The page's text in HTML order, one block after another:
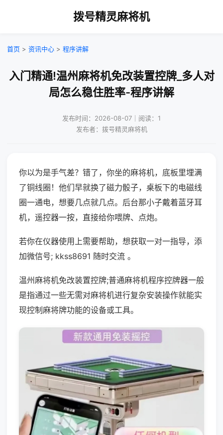
拨号精灵麻将机
首页 > 资讯中心 > 程序讲解
入门精通!温州麻将机免改装置控牌_多人对
局怎么稳住胜率-程序讲解
发布时间：2026-08-07｜阅读：1
发布者：拨号精灵麻将机
你以为是手气差？错了，你坐的麻将机，底板里埋满
了铜线圈！他们早就换了磁力骰子，桌板下的电磁线
圈一通电，想要几点就几点。后台那小子戴着蓝牙耳
机，遥控器一按，直接给你喂牌、点炮。
若你在仪器使用上需要帮助，想获取一对一指导，添
加微信号; kkss8691 随时交流 。
温州麻将机免改装置控牌;普通麻将机程序控牌器一般
是指通过一些无需对麻将机进行复杂安装操作就能实
现控制麻将牌功能的设备或工具。